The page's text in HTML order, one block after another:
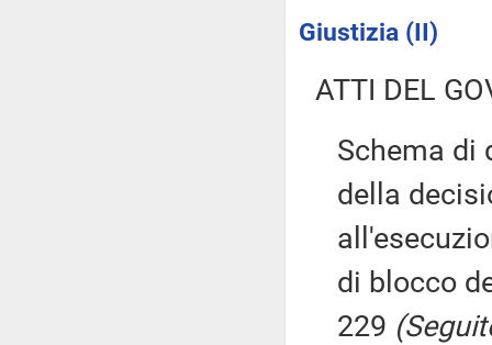
Giustizia (II)
ATTI DEL
Schema di
della
di blocco
229